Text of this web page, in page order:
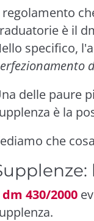
regolamento
è il
specifico,
delle paure
è la
che
dm 430/2000